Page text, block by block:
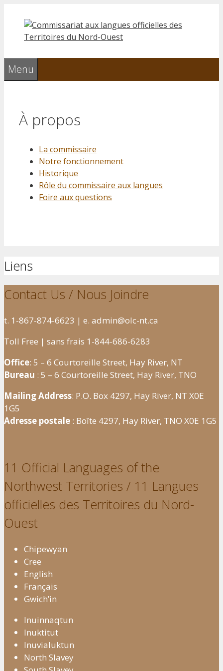
contenu
Menu
À propos
La commissaire
Notre fonctionnement
Historique
Rôle du commissaire aux langues
Foire aux questions
Liens
Contact Us / Nous Joindre
t. 1-867-874-6623 | e. admin@olc-nt.ca
Toll Free | sans frais 1-844-686-6283
Office: 5 – 6 Courtoreille Street, Hay River, NT
Bureau : 5 – 6 Courtoreille Street, Hay River, TNO
Mailing Address: P.O. Box 4297, Hay River, NT X0E
1G5
Adresse postale : Boîte 4297, Hay River, TNO X0E 1G5
11 Official Languages of the
Northwest Territories / 11 Langues
officielles des Territoires du Nord-
Ouest
Chipewyan
Cree
English
Français
Gwich’in
Inuinnaqtun
Inuktitut
Inuvialuktun
North Slavey